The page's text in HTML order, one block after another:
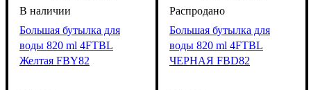
Большая бутылка для
воды 820 ml 4FTBL
Желтая FBY82
Большая бутылка для
воды 820 ml 4FTBL
ЧЕРНАЯ FBD82